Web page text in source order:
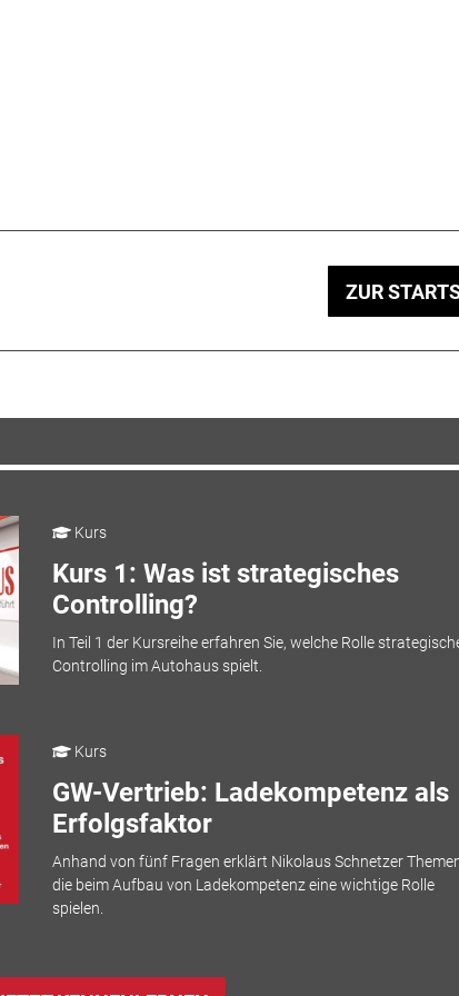
ZUR
Kurs
Kurs 1: Was ist strategisches
Controlling?
In Teil 1 der Kursreihe erfahren Sie, welche Rolle
Controlling im Autohaus spielt.
Kurs
GW-Vertrieb: Ladekompetenz als
Erfolgsfaktor
Anhand von fünf Fragen erklärt Nikolaus Schnetzer
die beim Aufbau von Ladekompetenz eine wichtige Rolle
spielen.